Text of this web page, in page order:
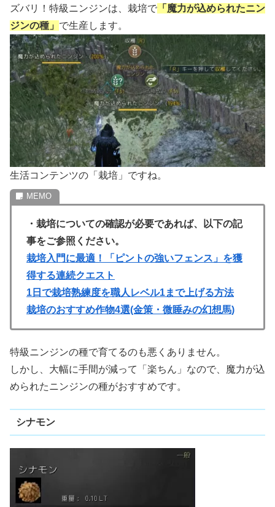
ズバリ！特級ニンジンは、栽培で 「魔力が込められたニン
ジンの種」 で生産します。
生活コンテンツの「栽培」ですね。
・栽培についての確認が必要であれば、以下の記
事をご参照ください。
栽培入門に最適！「ピントの強いフェンス」を獲
得する連続クエスト
1日で栽培熟練度を職人レベル1まで上げる方法
栽培のおすすめ作物4選(金策・微睡みの幻想馬)
特級ニンジンの種で育てるのも悪くありません。
しかし、大幅に手間が減って「楽ちん」なので、魔力が込
められたニンジンの種がおすすめです。
シナモン